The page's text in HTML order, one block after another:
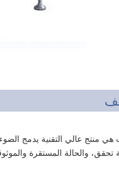
هي منتج عالي التقنية يدمج
تحقق، والحالة المستقرة